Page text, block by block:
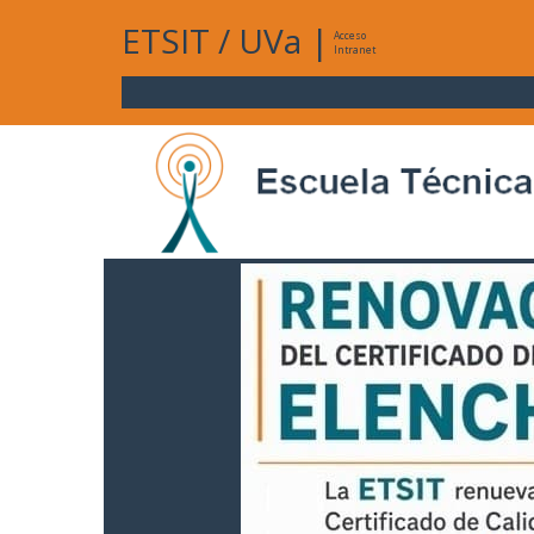
ETSIT / UVa |
Acceso
Intranet